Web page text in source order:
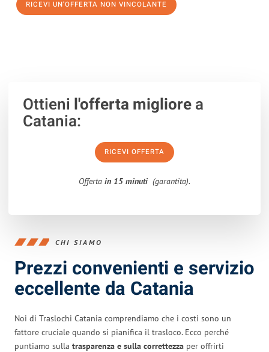
RICEVI UN'OFFERTA NON VINCOLANTE
Ottieni l'offerta migliorea
Catania:
RICEVI OFFERTA
Offerta in 15 minuti (garantita).
CHI SIAMO
Prezzi convenienti e servizio
eccellente da Catania
Noi di Traslochi Catania comprendiamo che i costi sono un
fattore cruciale quando si pianifica il trasloco. Ecco perché
puntiamo sulla trasparenza e sulla correttezza per offrirti